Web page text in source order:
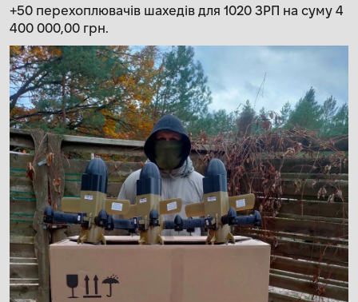
+50 перехоплювачів шахедів для 1020 ЗРП на суму 4
400 000,00 грн.